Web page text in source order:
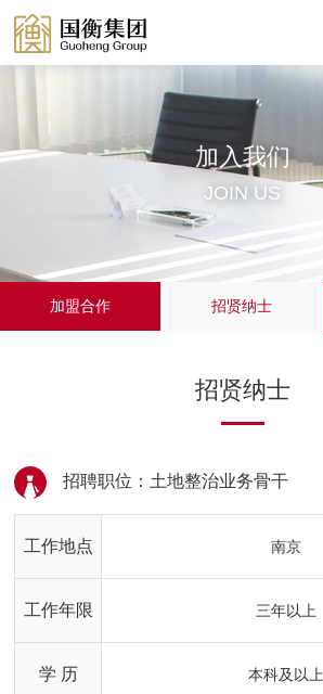
加入我们
JOIN US
加盟合作 招贤纳士
招贤纳士
招聘职位：土地整治业务骨干
工作地点 南京
工作年限 三年以上
学 历 本科及以上